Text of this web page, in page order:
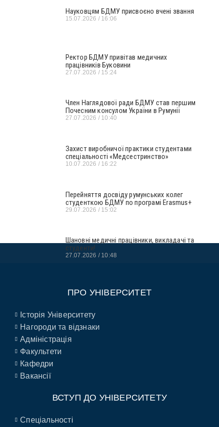
Науковцям БДМУ присвоєно вчені звання
15.07.2026 16:06
Ректор БДМУ привітав медичних
працівників Буковини
27.07.2026 15:24
Член Наглядової ради БДМУ став першим
Почесним консулом України в Румунії
27.07.2026 10:40
Захист виробничої практики студентами
спеціальності «Медсестринство»
10.07.2026 16:22
Перейняття досвіду румунських колег
студенткою БДМУ по програмі Erasmus+
29.07.2026 15:02
Шановні медичні працівники, викладачі та
студенти!
27.07.2026 10:48
ПРО УНІВЕРСИТЕТ
Історія Університету
Нагороди та відзнаки
Адміністрація
Факультети
Кафедри
Вакансії
ВСТУП ДО УНІВЕРСИТЕТУ
Спеціальності